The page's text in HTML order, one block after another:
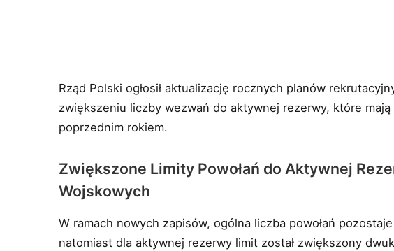
Rząd Polski ogłosił aktualizację rocznych planów
zwiększeniu liczby wezwań do aktywnej rezerwy, które
poprzednim rokiem.
Zwiększone Limity Powołań do Aktywnej
Wojskowych
W ramach nowych zapisów, ogólna liczba powołań
natomiast dla aktywnej rezerwy limit został zwiększony